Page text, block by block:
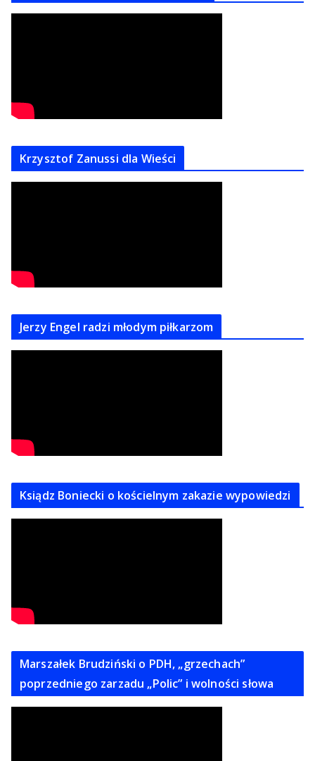
Krzysztof Zanussi dla Wieści
Jerzy Engel radzi młodym piłkarzom
Ksiądz Boniecki o kościelnym zakazie wypowiedzi
Marszałek Brudziński o PDH, „grzechach”
poprzedniego zarzadu „Polic” i wolności słowa